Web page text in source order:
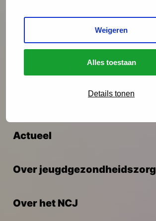
Weigeren
Alles toestaan
Details tonen
Actueel
Over jeugdgezondheidszorg
Over het NCJ